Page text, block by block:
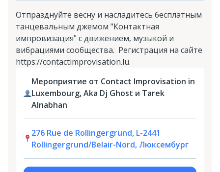
Отпразднуйте весну и насладитесь бесплатным
танцевальным джемом "Контактная
импровизация" с движением, музыкой и
вибрациями сообщества. Регистрация на сайте
https://contactimprovisation.lu.
Мероприятие от Contact Improvisation in
Luxembourg, Aka Dj Ghost и Tarek
Alnabhan
276 Rue de Rollingergrund, L-2441
Rollingergrund/Belair-Nord, Люксембург